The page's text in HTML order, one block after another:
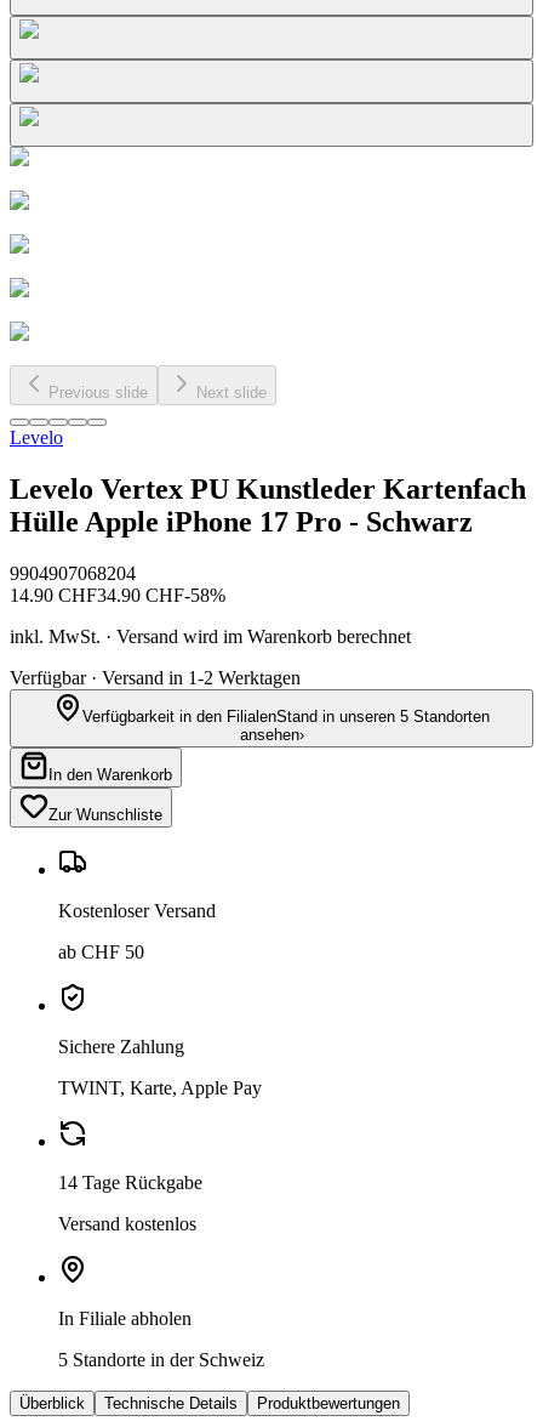
Previous slide Next slide
Levelo
Levelo Vertex PU Kunstleder Kartenfach
Hülle Apple iPhone 17 Pro - Schwarz
9904907068204
14.90 CHF34.90 CHF-58%
inkl. MwSt. · Versand wird im Warenkorb berechnet
Verfügbar · Versand in 1-2 Werktagen
Verfügbarkeit in den FilialenStand in unseren 5 Standorten
ansehen›
In den Warenkorb
Zur Wunschliste
Kostenloser Versand
ab CHF 50
Sichere Zahlung
TWINT, Karte, Apple Pay
14 Tage Rückgabe
Versand kostenlos
In Filiale abholen
5 Standorte in der Schweiz
Überblick Technische Details Produktbewertungen